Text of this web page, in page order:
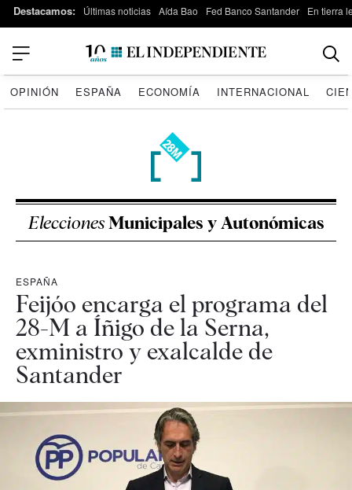
Destacamos: Últimas noticias Aída Bao Fed Banco Santander En tierra
OPINIÓN ESPAÑA ECONOMÍA INTERNACIONAL
EleccionesMunicipales y Autonómicas
ESPAÑA
Feijóo encarga el programa del
28-M a Íñigo de la Serna,
exministro y exalcalde de
Santander